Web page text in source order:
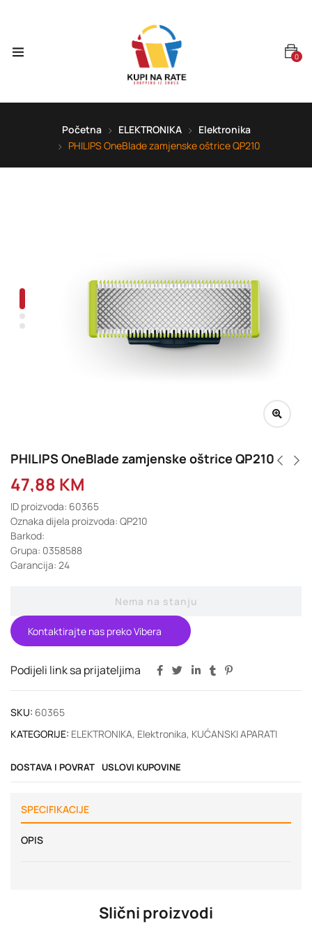
0
Početna ELEKTRONIKA
Elektronika
PHILIPS OneBlade zamjenske oštrice QP210
PHILIPS OneBlade zamjenske oštrice QP210
47,88 KM
ID proizvoda: 60365
Oznaka dijela proizvoda: QP210
Barkod:
Grupa: 0358588
Garancija: 24
Nema na stanju
Kontaktirajte nas preko Vibera
Podijeli link sa prijateljima
SKU: 60365
KATEGORIJE: ELEKTRONIKA, Elektronika, KUĆANSKI APARATI
DOSTAVA I POVRAT USLOVI KUPOVINE
SPECIFIKACIJE
OPIS
Slični proizvodi